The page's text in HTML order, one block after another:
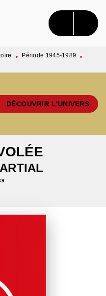
CONTENU
• Période 1945-1989
•
DÉCOUVRIR L'UNIVERS